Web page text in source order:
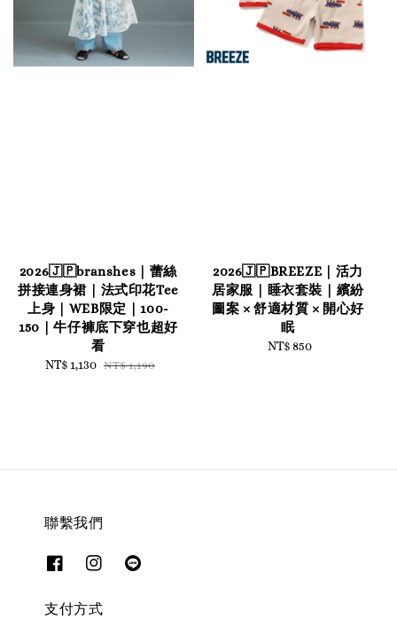
2026🇯🇵branshes｜蕾絲
拼接連身裙｜法式印花Tee
上身｜WEB限定｜100-
150｜牛仔褲底下穿也超好
看
Sale
NT$ 1,130 Regular
NT$ 1,190
2026🇯🇵BREEZE｜活力
居家服｜睡衣套裝｜繽紛
圖案 × 舒適材質 × 開心好
眠
Regular
NT$ 850
聯繫我們
支付方式